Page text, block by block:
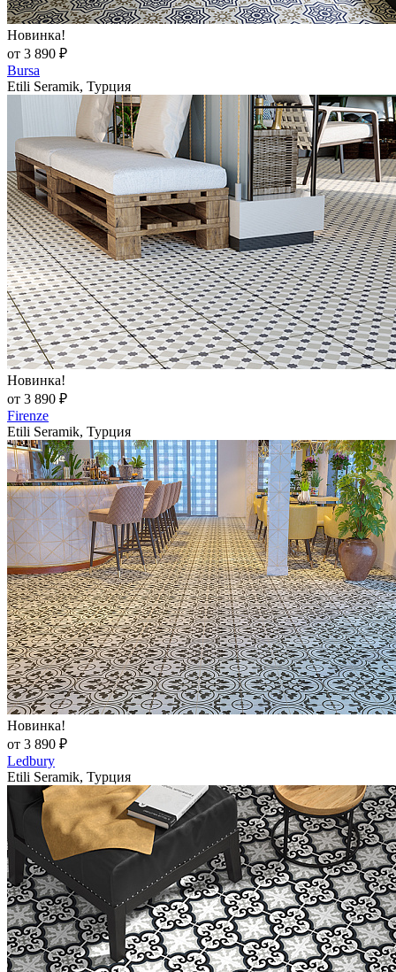
Новинка!
от 3 890 ₽
Bursa
Etili Seramik, Турция
Новинка!
от 3 890 ₽
Firenze
Etili Seramik, Турция
Новинка!
от 3 890 ₽
Ledbury
Etili Seramik, Турция